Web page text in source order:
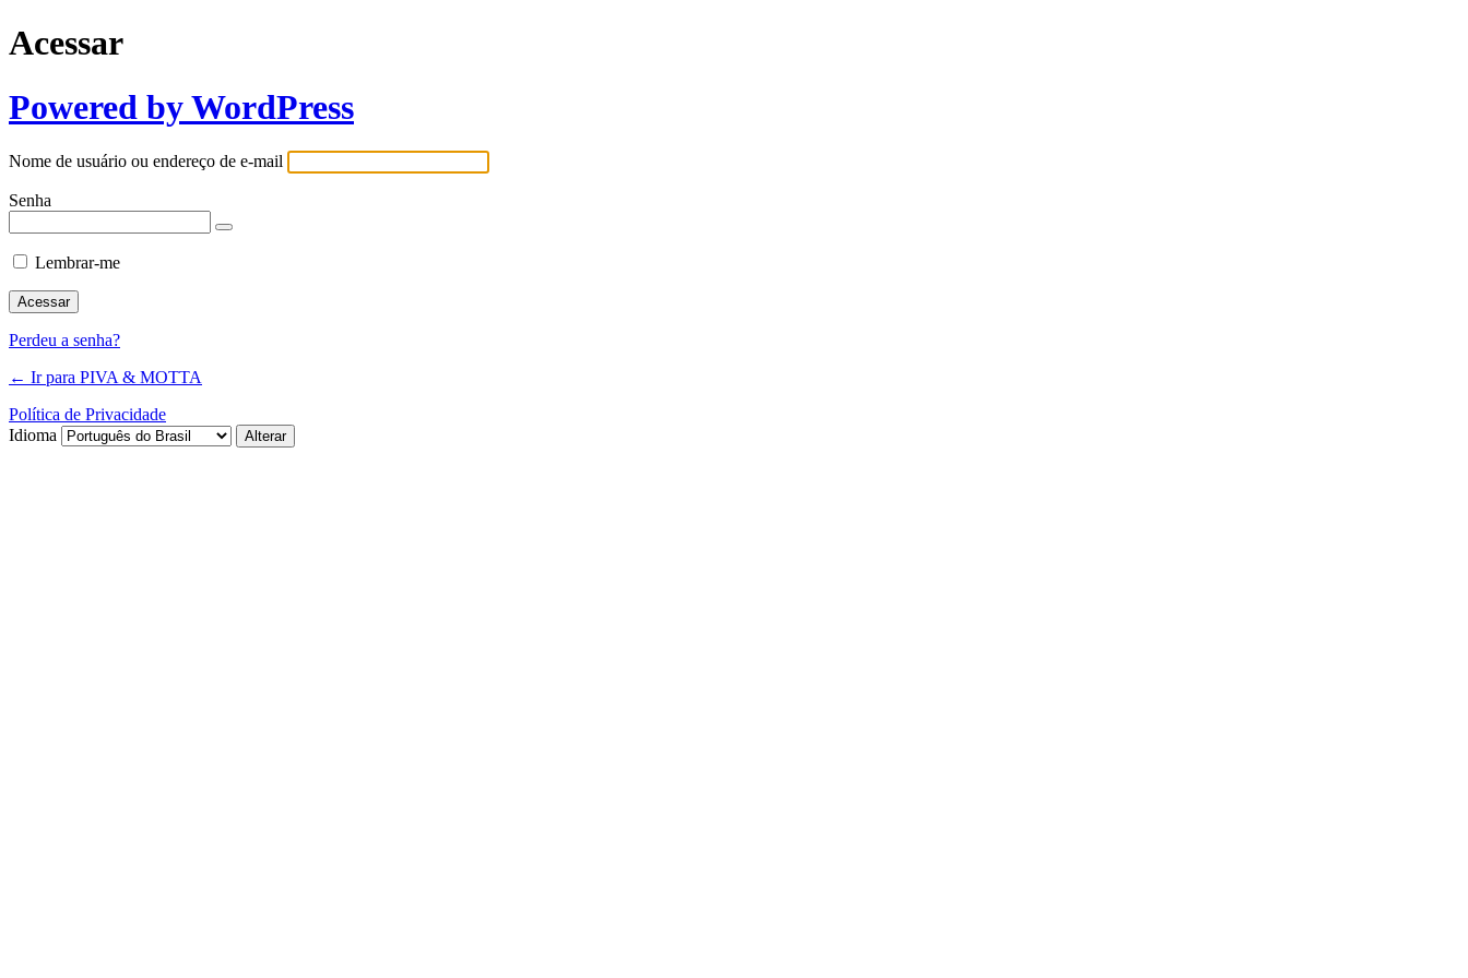
Acessar
Powered by WordPress
Nome de usuário ou endereço de e-mail
Senha
Lembrar-me
Perdeu a senha?
← Ir para PIVA & MOTTA
Política de Privacidade
Idioma